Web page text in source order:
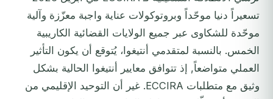
تسعيراً دنيا موحّداً وبروتوكولات عناية واجبة معزّزة وآلية
موحّدة للشكاوى عبر جميع الولايات القضائية الكاريبية
الخمس. بالنسبة لمتقدمي أنتيغوا، يُتوقع أن يكون التأثير
العملي متواضعاً, إذ تتوافق معايير أنتيغوا الحالية بشكل
وثيق مع متطلبات ECCIRA. غير أن التوحيد الإقليمي من